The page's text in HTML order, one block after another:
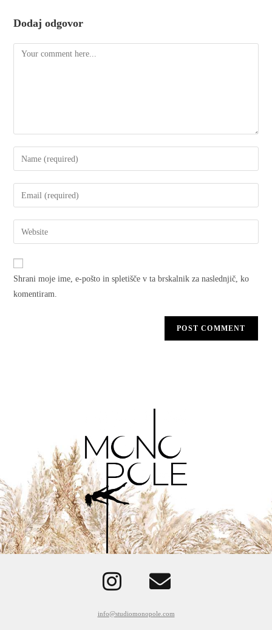
Dodaj odgovor
Shrani moje ime, e-pošto in spletišče v ta brskalnik za naslednjič, ko
komentiram.
info@studiomonopole.com